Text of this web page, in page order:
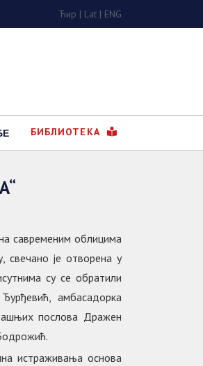
Ћир | Lat | ENG
БИБЛИОТЕКА
савременим облицима
свечано је отворена у
су се обратили
амбасадорка
послова Дражен
истраживања основа